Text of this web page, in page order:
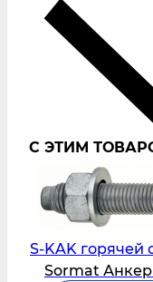
С ЭТИМ
S‑KAK
Sormat Анкер